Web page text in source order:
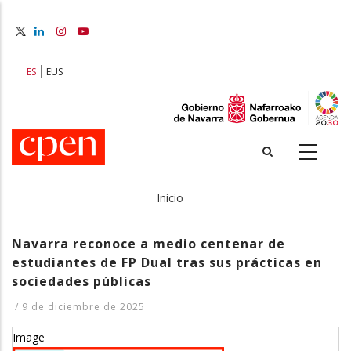
principal
ES EUS
enlaces
a
Inicio
Navarra reconoce a medio centenar de
estudiantes de FP Dual tras sus prácticas en
sociedades públicas
/ 9 de diciembre de 2025
Image